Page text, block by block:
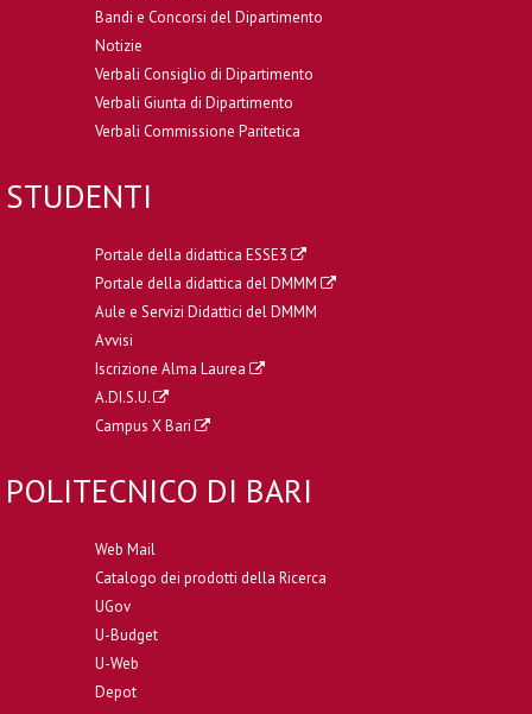
Bandi e Concorsi del Dipartimento
Notizie
Verbali Consiglio di Dipartimento
Verbali Giunta di Dipartimento
Verbali Commissione Paritetica
STUDENTI
Portale della didattica ESSE3
Portale della didattica del DMMM
Aule e Servizi Didattici del DMMM
Avvisi
Iscrizione Alma Laurea
A.DI.S.U.
Campus X Bari
POLITECNICO DI BARI
Web Mail
Catalogo dei prodotti della Ricerca
UGov
U-Budget
U-Web
Depot